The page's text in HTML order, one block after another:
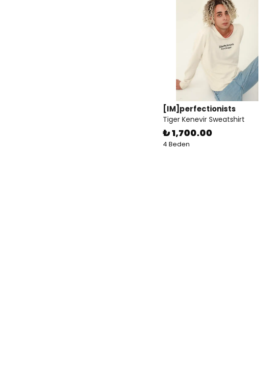
[IM]perfectionists
Tiger Kenevir Sweatshirt
₺ 1,700.00
4 Beden